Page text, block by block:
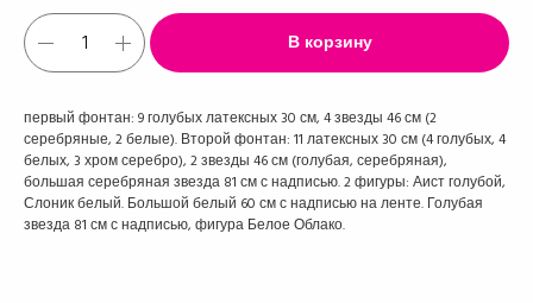
В корзину
первый фонтан: 9 голубых латексных 30 см, 4 звезды 46 см (2
серебряные, 2 белые). Второй фонтан: 11 латексных 30 см (4 голубых, 4
белых, 3 хром серебро), 2 звезды 46 см (голубая, серебряная),
большая серебряная звезда 81 см с надписью. 2 фигуры: Аист голубой,
Слоник белый. Большой белый 60 см с надписью на ленте. Голубая
звезда 81 см с надписью, фигура Белое Облако.